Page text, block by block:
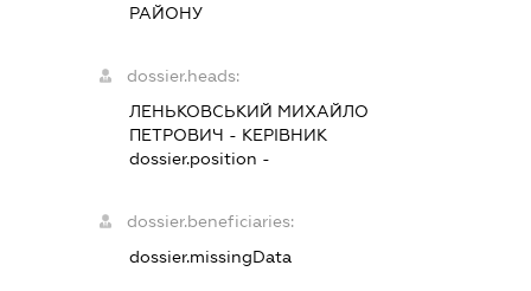
РАЙОНУ
dossier.heads:
ЛЕНЬКОВСЬКИЙ МИХАЙЛО
ПЕТРОВИЧ - КЕРІВНИК
dossier.position -
dossier.beneficiaries:
dossier.missingData